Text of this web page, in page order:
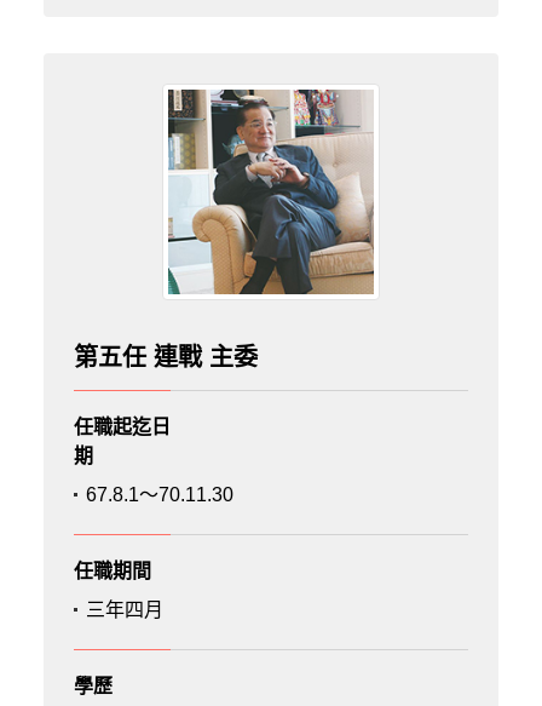
第五任 連戰 主委
任職起迄日
期
67.8.1～70.11.30
任職期間
三年四月
學歷